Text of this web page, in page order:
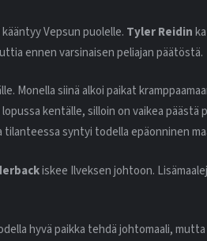
Vepsun puolelle. Tyler Reidin
ennen varsinaisen peliajan päätöstä.
Monella siinä alkoi paikat
kentälle, silloin on vaikea päästä
syntyi todella epäonninen
iskee Ilveksen johtoon.
hyvä paikka tehdä johtomaali,